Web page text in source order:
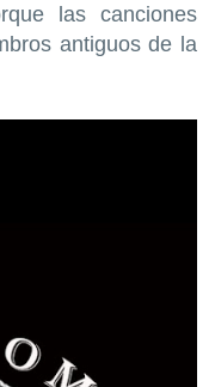
las canciones
antiguos de la